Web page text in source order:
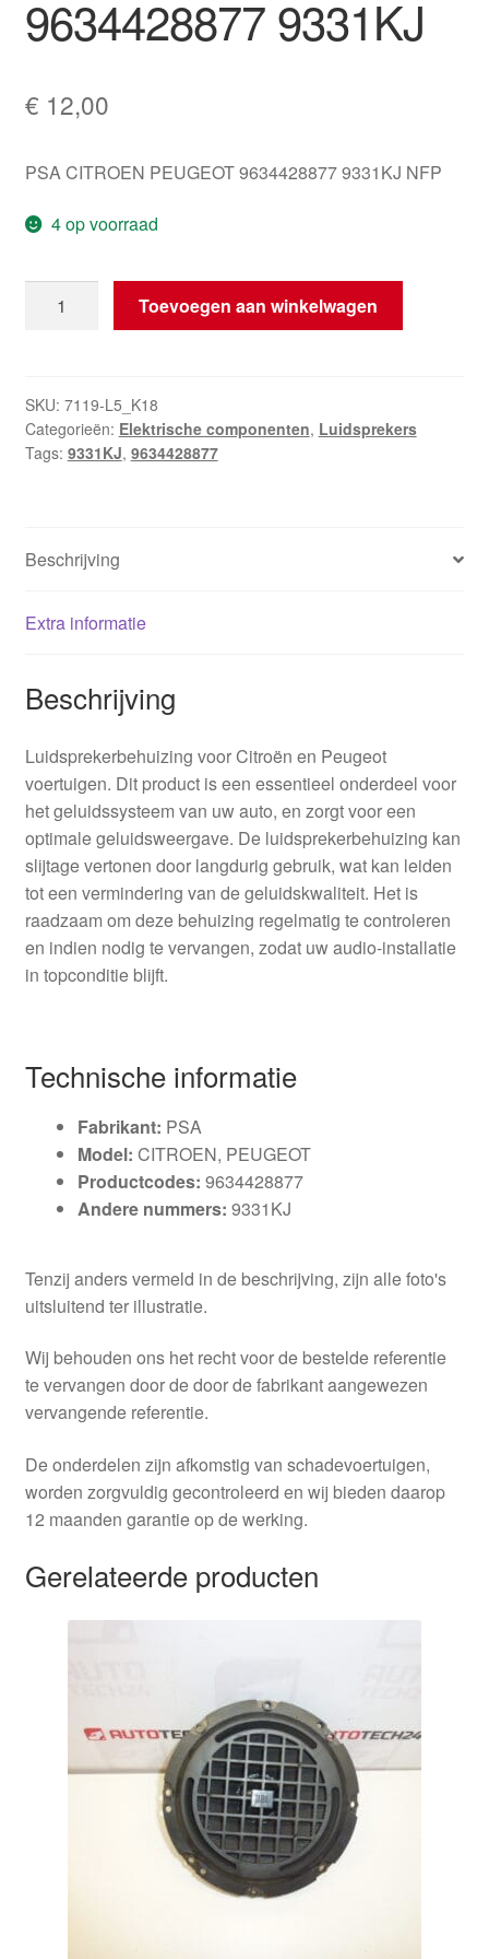
9634428877 9331KJ
€ 12,00
PSA CITROEN PEUGEOT 9634428877 9331KJ NFP
4 op voorraad
Luidsprekerbehuizing
Citroën
9331KJ
hoeveelheid
Toevoegen aan winkelwagen
SKU: 7119-L5_K18
Categorieën: Elektrische componenten, Luidsprekers
Tags: 9331KJ, 9634428877
Beschrijving
Extra informatie
Beschrijving
Luidsprekerbehuizing voor Citroën en Peugeot
voertuigen. Dit product is een essentieel onderdeel voor
het geluidssysteem van uw auto, en zorgt voor een
optimale geluidsweergave. De luidsprekerbehuizing kan
slijtage vertonen door langdurig gebruik, wat kan leiden
tot een vermindering van de geluidskwaliteit. Het is
raadzaam om deze behuizing regelmatig te controleren
en indien nodig te vervangen, zodat uw audio-installatie
in topconditie blijft.
Technische informatie
Fabrikant: PSA
Model: CITROEN, PEUGEOT
Productcodes: 9634428877
Andere nummers: 9331KJ
Tenzij anders vermeld in de beschrijving, zijn alle foto's
uitsluitend ter illustratie.
Wij behouden ons het recht voor de bestelde referentie
te vervangen door de door de fabrikant aangewezen
vervangende referentie.
De onderdelen zijn afkomstig van schadevoertuigen,
worden zorgvuldig gecontroleerd en wij bieden daarop
12 maanden garantie op de werking.
Gerelateerde producten